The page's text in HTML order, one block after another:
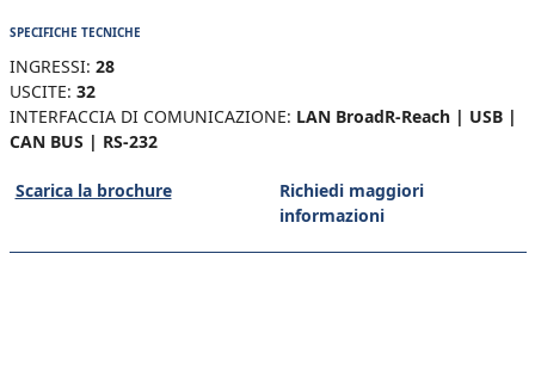
SPECIFICHE TECNICHE
INGRESSI: 28
USCITE: 32
INTERFACCIA DI COMUNICAZIONE: LAN BroadR-Reach | USB |
CAN BUS | RS-232
Scarica la brochure
Richiedi maggiori
informazioni